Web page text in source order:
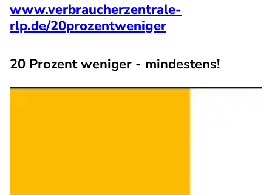
www.verbraucherzentrale-
rlp.de/20prozentweniger
20 Prozent weniger - mindestens!